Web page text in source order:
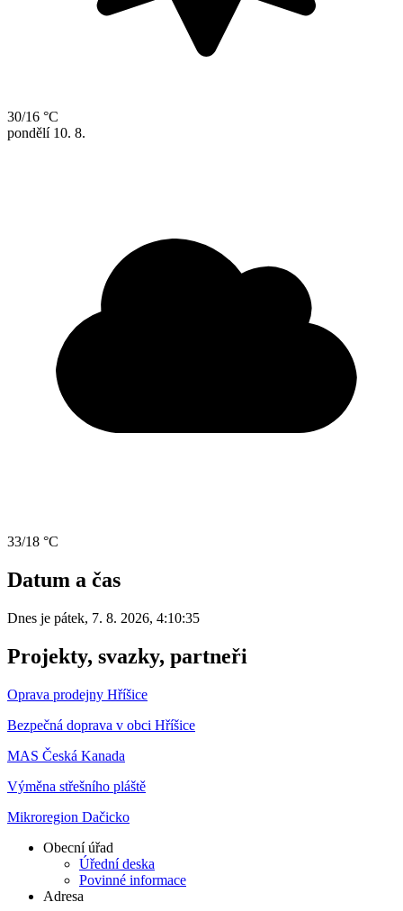
30/16 °C
pondělí 10. 8.
33/18 °C
Datum a čas
Dnes je pátek, 7. 8. 2026, 4:10:35
Projekty, svazky, partneři
Oprava prodejny Hříšice
Bezpečná doprava v obci Hříšice
MAS Česká Kanada
Výměna střešního pláště
Mikroregion Dačicko
Obecní úřad
Úřední deska
Povinné informace
Adresa